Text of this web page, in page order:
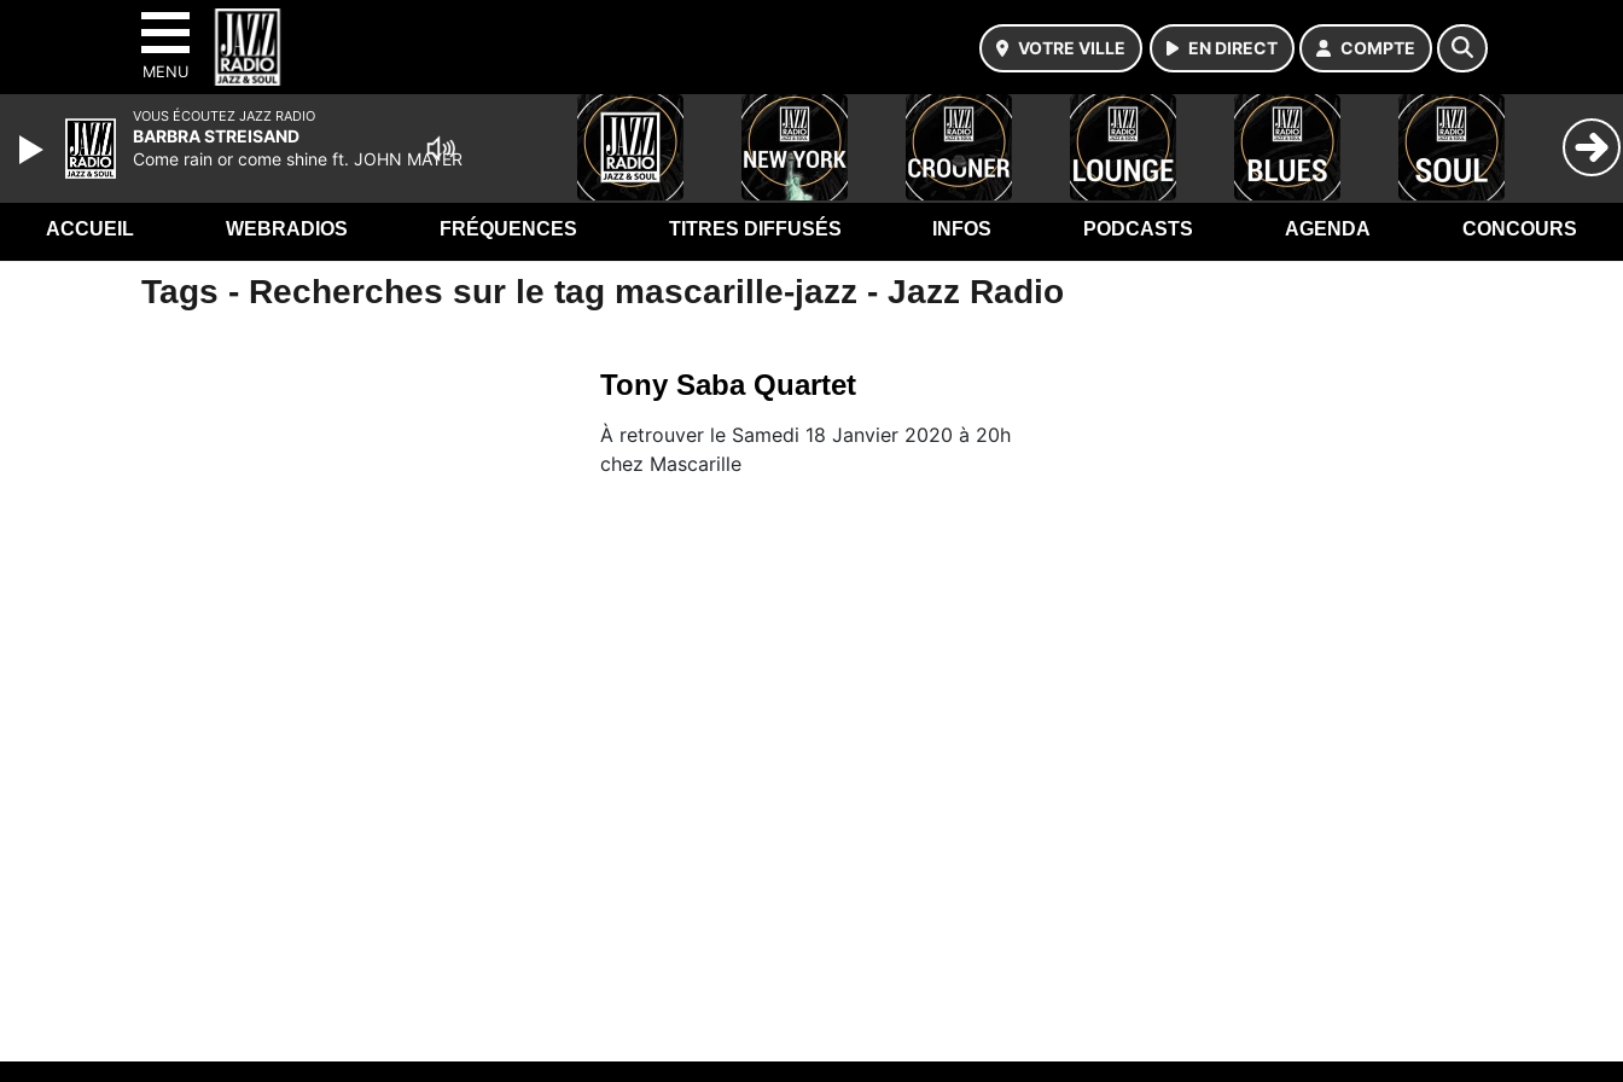
MENU
VOTRE VILLE EN DIRECT COMPTE
ACCUEIL WEBRADIOS FRÉQUENCES TITRES DIFFUSÉS INFOS PODCASTS AGENDA CONCOURS
Tags - Recherches sur le tag mascarille-jazz - Jazz Radio
Tony Saba Quartet
À retrouver le Samedi 18 Janvier 2020 à 20h
chez Mascarille
VOUS ÉCOUTEZ JAZZ RADIO
BARBRA STREISAND
Come rain or come shine ft. JOHN MAYER